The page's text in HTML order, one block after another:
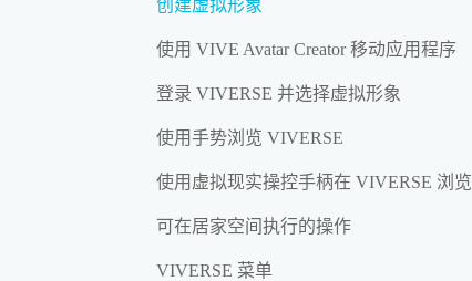
创建虚拟形象
使用 VIVE Avatar Creator 移动应用程序
登录 VIVERSE 并选择虚拟形象
使用手势浏览 VIVERSE
使用虚拟现实操控手柄在 VIVERSE 浏览
可在居家空间执行的操作
VIVERSE 菜单